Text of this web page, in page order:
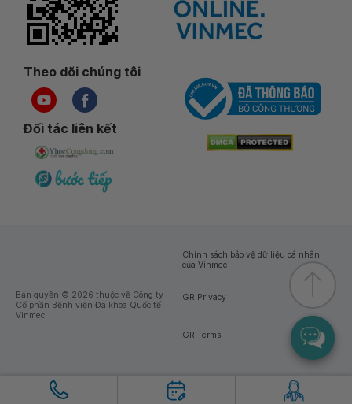
Theo dõi chúng tôi
Đối tác liên kết
Bản quyền © 2026 thuộc về Công ty
Cổ phần Bệnh viện Đa khoa Quốc tế
Vinmec
Chính sách bảo vệ dữ liệu cá nhân
của Vinmec
GR Privacy
GR Terms